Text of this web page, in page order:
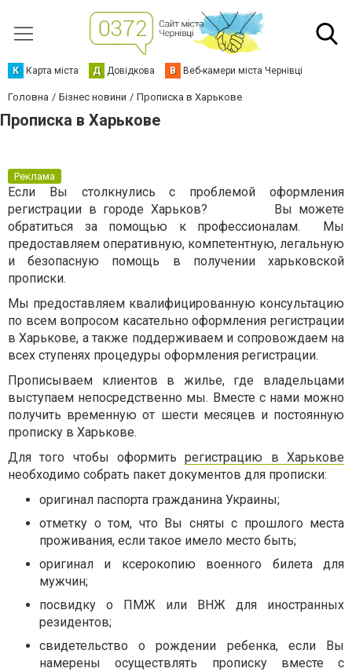
К Карта міста Д Довідкова В Веб-камери міста Чернівці
Головна Бізнес новини Прописка в Харькове
Прописка в Харькове
Реклама
Если Вы столкнулись с проблемой оформления
регистрации в городе Харьков?
Вы можете
обратиться за помощью к профессионалам.
Мы
предоставляем оперативную, компетентную, легальную
и безопасную помощь в получении харьковской
прописки.
Мы предоставляем квалифицированную консультацию
по всем вопросом касательно оформления регистрации
в Харькове, а также поддерживаем и сопровождаем на
всех ступенях процедуры оформления регистрации.
Прописываем клиентов в жилье, где владельцами
выступаем непосредственно мы. Вместе с нами можно
получить временную от шести месяцев и постоянную
прописку в Харькове.
Для того чтобы оформитьрегистрацию в Харькове
необходимо собрать пакет документов для прописки:
оригинал паспорта гражданина Украины;
отметку о том, что Вы сняты с прошлого места
проживания, если такое имело место быть;
оригинал и ксерокопию военного билета для
мужчин;
посвидку о ПМЖ или ВНЖ для иностранных
резидентов;
свидетельство о рождении ребенка, если Вы
намерены осуществлять прописку вместе с